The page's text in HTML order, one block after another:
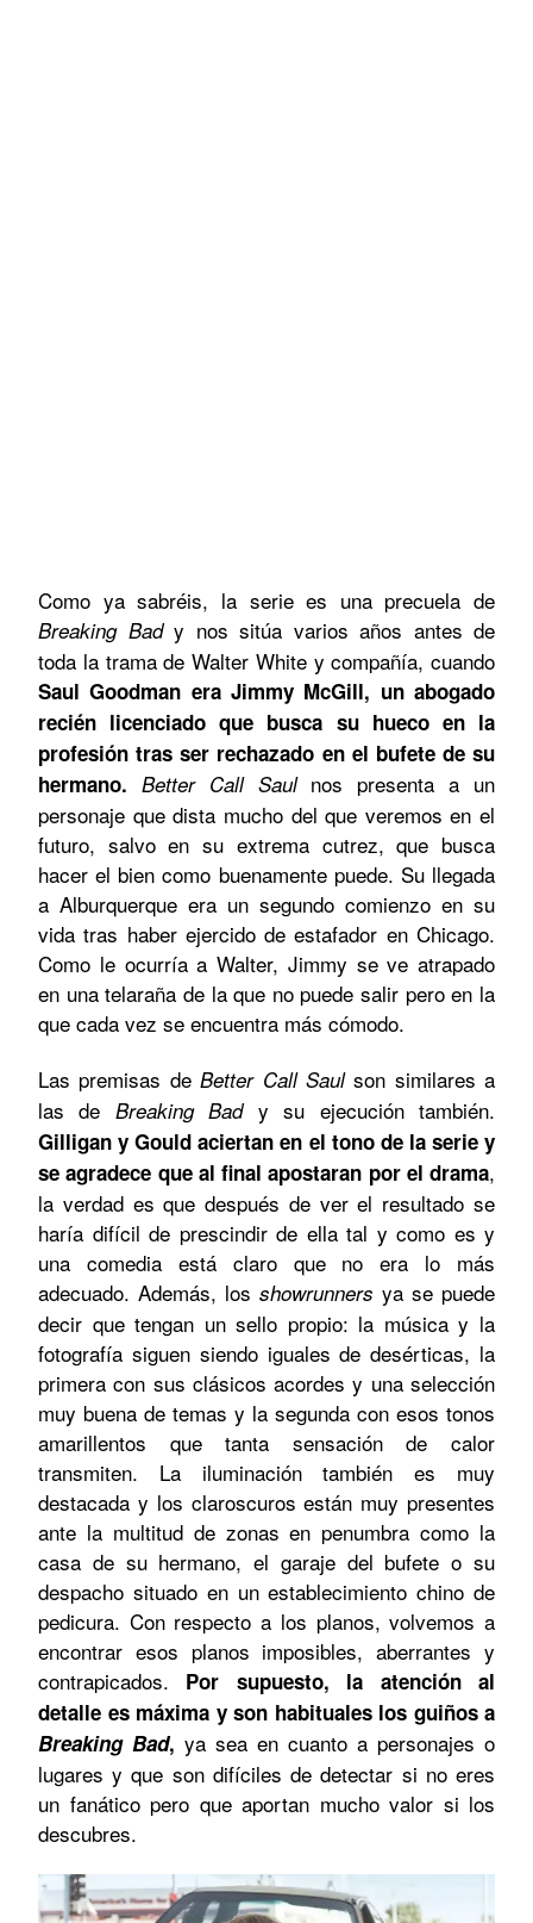
Como ya sabréis, la serie es una precuela de
Breaking Bady nos sitúa varios años antes de
toda la trama de Walter White y compañía, cuando
Saul Goodman era Jimmy McGill, un abogado
recién licenciado que busca su hueco en la
profesión tras ser rechazado en el bufete de su
hermano. Better Call Saulnos presenta a un
personaje que dista mucho del que veremos en el
futuro, salvo en su extrema cutrez, que busca
hacer el bien como buenamente puede. Su llegada
a Alburquerque era un segundo comienzo en su
vida tras haber ejercido de estafador en Chicago.
Como le ocurría a Walter, Jimmy se ve atrapado
en una telaraña de la que no puede salir pero en la
que cada vez se encuentra más cómodo.
Las premisas deBetter Call Saulson similares a
las de Breaking Bady su ejecución también.
Gilligan y Gould aciertan en el tono de la serie y
se agradece que al final apostaran por el drama,
la verdad es que después de ver el resultado se
haría difícil de prescindir de ella tal y como es y
una comedia está claro que no era lo más
adecuado. Además, los showrunners ya se puede
decir que tengan un sello propio: la música y la
fotografía siguen siendo iguales de desérticas, la
primera con sus clásicos acordes y una selección
muy buena de temas y la segunda con esos tonos
amarillentos que tanta sensación de calor
transmiten. La iluminación también es muy
destacada y los claroscuros están muy presentes
ante la multitud de zonas en penumbra como la
casa de su hermano, el garaje del bufete o su
despacho situado en un establecimiento chino de
pedicura. Con respecto a los planos, volvemos a
encontrar esos planos imposibles, aberrantes y
contrapicados. Por supuesto, la atención al
detalle es máxima y son habituales los guiños a
Breaking Bad, ya sea en cuanto a personajes o
lugares y que son difíciles de detectar si no eres
un fanático pero que aportan mucho valor si los
descubres.